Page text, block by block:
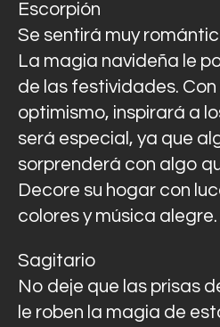
Escorpión
Se sentirá muy
La magia navideña le
de las festividades. Con
optimismo, inspirará a
será especial, ya que
sorprenderá con algo
Decore su hogar con
colores y música alegre.
Sagitario
No deje que las prisas
le roben la magia de